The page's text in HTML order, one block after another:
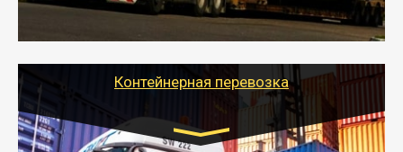
грузы по всей России тралом, манипулятором и
другим транспортом и подобрать оптимальный
Контейнерная перевозка